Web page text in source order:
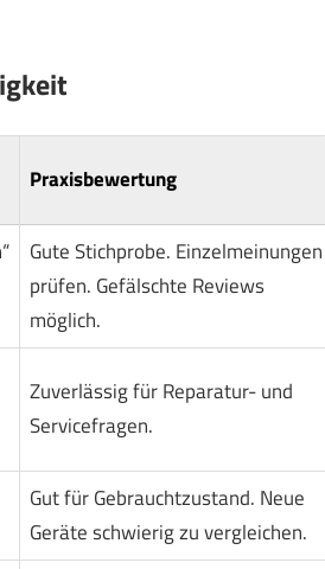
Praxisbewertung
Gute Stichprobe. Einzelmeinungen
prüfen. Gefälschte Reviews
möglich.
Zuverlässig für Reparatur- und
Servicefragen.
Gut für Gebrauchtzustand. Neue
Geräte schwierig zu vergleichen.